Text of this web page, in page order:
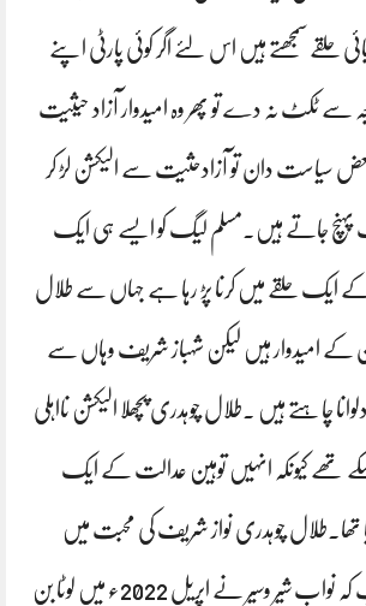
حلقے سمجھتے ہیں اس لئے اگر کوئی پارٹی اپنے
وجہ سے ٹکٹ نہ دے تو پھر وہ امیدوار آزاد حیثیت
سیاست دان تو آزادحثیت سے الیکشن لڑ کر
پہنچ جاتے ہیں۔مسلم لیگ کو ایسے ہی ایک
کے ایک حلقے میں کرنا پڑ رہا ہے جہاں سے طلال
کے امیدوار ہیں لیکن شہباز شریف وہاں سے
چاہتے ہیں ۔طلال چوہدری پچھلا الیکشن نااہلی
تھے کیونکہ انہیں توہین عدالت کے ایک
تھا۔طلال چوہدری نواز شریف کی محبت میں
نااہل ہوئے تھے جب کہ نواب شیر وسیر نے اپریل 2022ء میں لوٹا بن